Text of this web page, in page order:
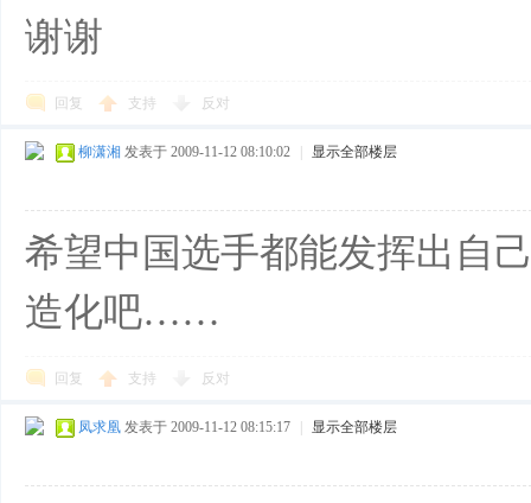
谢谢
回复 支持 反对
柳潇湘 发表于 2009-11-12 08:10:02 显示全部楼层
希望中国选手都能发挥出自
造化吧……
回复 支持 反对
凤求凰 发表于 2009-11-12 08:15:17 显示全部楼层